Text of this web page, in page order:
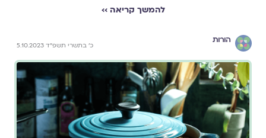
להמשך קריאה ››
הורות
כ׳ בתשרי תשפ״ד 5.10.2023